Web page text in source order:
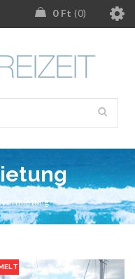
0 Ft 0